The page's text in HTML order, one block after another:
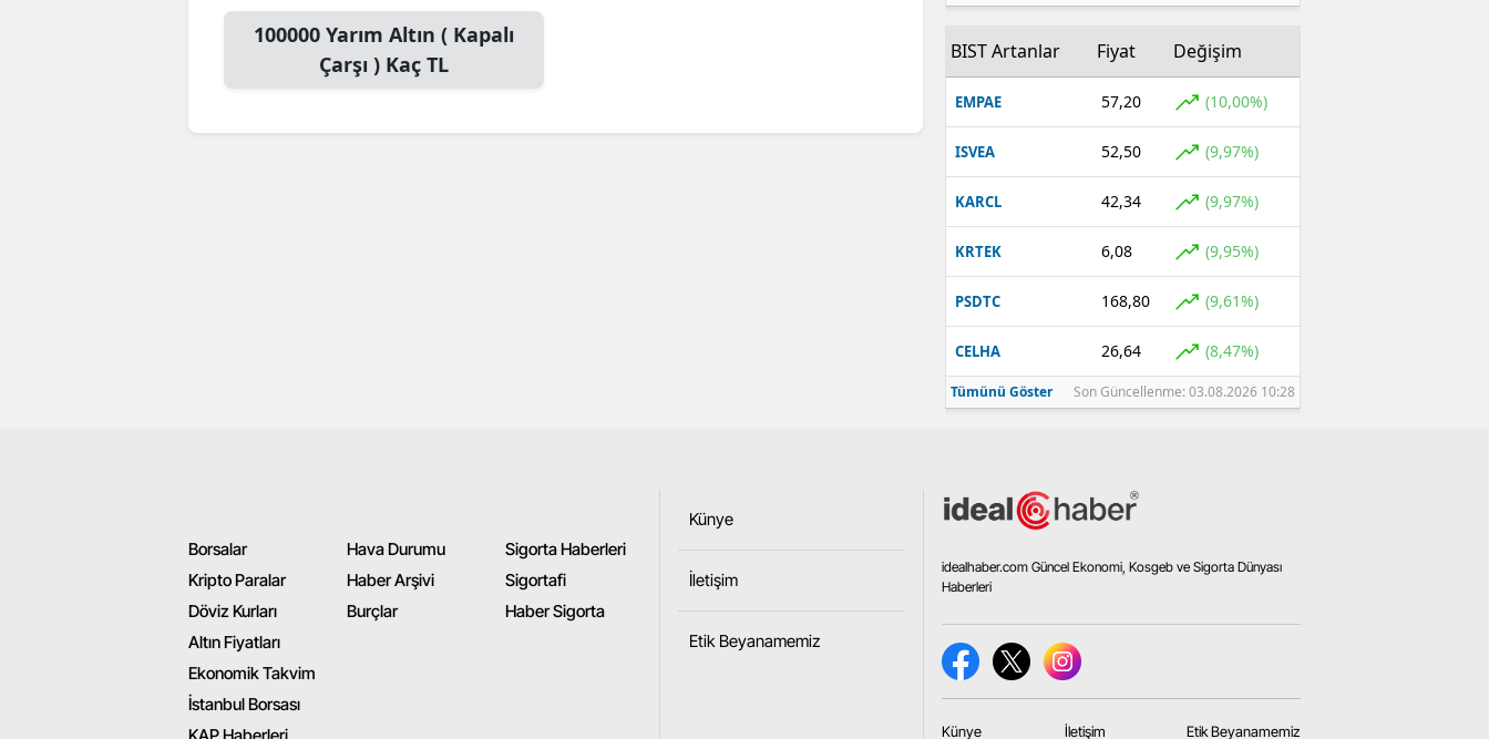
Tokat
Tunceli
Şanlıurfa
100000Yarım Altın ( Kapalı
Çarşı ) Kaç TL BIST Artanlar Fiyat Değişim
EMPAE 57,20 (10,00%)
ISVEA 52,50 (9,97%)
KARCL 42,34 (9,97%)
KRTEK 6,08 (9,95%)
PSDTC 168,80 (9,61%)
CELHA 26,64 (8,47%)
Tümünü Göster Son Güncellenme: 03.08.2026 10:28
Borsalar
Kripto Paralar
Döviz Kurları
Altın Fiyatları
Ekonomik Takvim
İstanbul Borsası
Hava Durumu
Haber Arşivi
Burçlar
Sigorta Haberleri
Sigortafi
Haber Sigorta
Künye
İletişim
Etik Beyanamemiz
idealhaber.com Güncel Ekonomi, Kosgeb ve Sigorta Dünyası
Haberleri
Künye İletişim Etik Beyanamemiz